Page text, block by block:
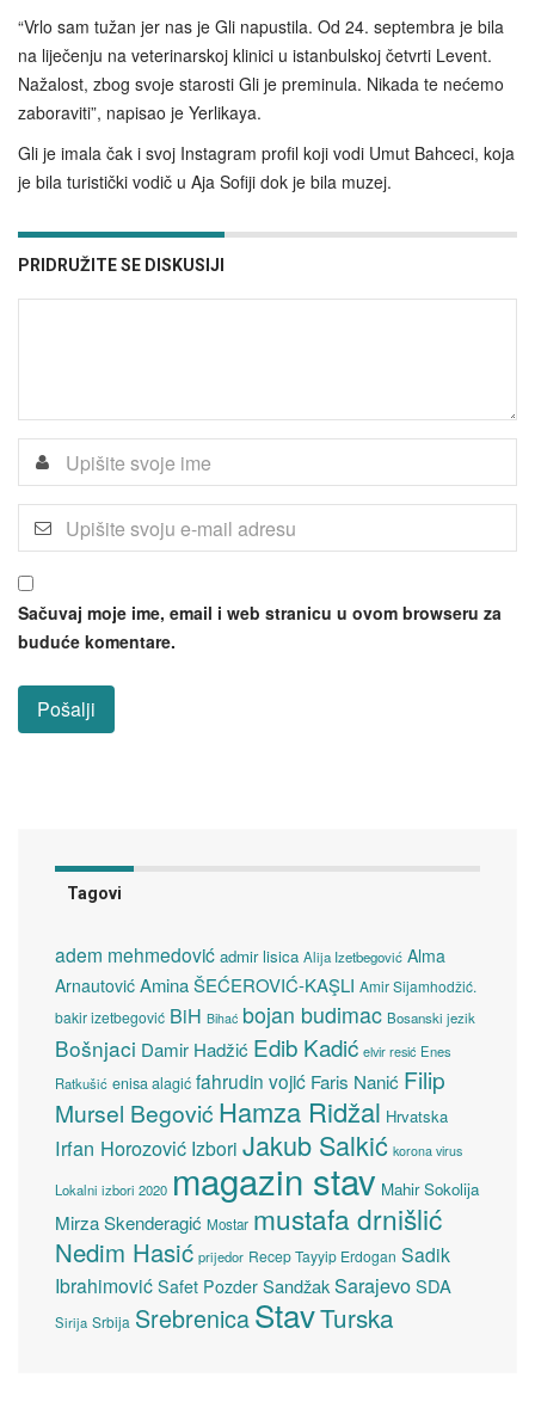
“Vrlo sam tužan jer nas je Gli napustila. Od 24. septembra je bila
na liječenju na veterinarskoj klinici u istanbulskoj četvrti Levent.
Nažalost, zbog svoje starosti Gli je preminula. Nikada te nećemo
zaboraviti”, napisao je Yerlikaya.
Gli je imala čak i svoj Instagram profil koji vodi Umut Bahceci, koja
je bila turistički vodič u Aja Sofiji dok je bila muzej.
PRIDRUŽITE SE DISKUSIJI
Sačuvaj moje ime, email i web stranicu u ovom browseru za
buduće komentare.
Tagovi
adem mehmedović admir lisica Alija Izetbegović Alma
Arnautović Amina ŠEĆEROVIĆ-KAŞLI Amir Sijamhodžić.
bakir izetbegović BiH Bihać bojan budimac Bosanski jezik
Bošnjaci Damir Hadžić Edib Kadić elvir resić Enes
Ratkušić enisa alagić fahrudin vojić Faris Nanić Filip
Mursel Begović Hamza Ridžal Hrvatska
Irfan Horozović Izbori Jakub Salkić korona virus
Lokalni izbori 2020 magazin stav Mahir Sokolija
Mirza Skenderagić Mostar mustafa drnišlić
Nedim Hasić prijedor Recep Tayyip Erdogan Sadik
Ibrahimović Safet Pozder SandžakSarajevoSDA
Sirija Srbija SrebrenicaStavTurska